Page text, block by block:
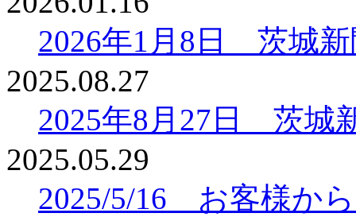
2026年1月8日 茨城
2025.08.27
2025年8月27日 茨城
2025.05.29
2025/5/16 お客様か